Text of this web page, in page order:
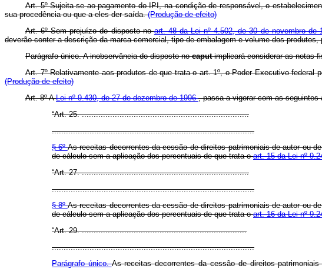
Art. 5º Sujeita-se ao pagamento do IPI, na condição de responsável, o
sua procedência ou que a eles der saída.(Produção de efeito)
Art. 6º Sem prejuízo do disposto noart. 48 da Lei nº 4.502, de 30 de novembro de
deverão conter a descrição da marca comercial, tipo de embalagem e volume dos
Parágrafo único. A inobservância do disposto nocaputimplicará considerar as notas
Art. 7º Relativamente aos produtos de que trata o art. 1º, o Poder Executivo
(Produção de efeito)
Art. 8º ALei nº 9.430, de 27 de dezembro de 1996, passa a vigorar com as seguintes
“Art. 25. .......................................................................
......................................................................................
§ 6ºAs receitas decorrentes da cessão de direitos patrimoniais de autor ou
de cálculo sem a aplicação dos percentuais de que trata oart. 15 da Lei nº
“Art. 27. .......................................................................
......................................................................................
§ 8ºAs receitas decorrentes da cessão de direitos patrimoniais de autor ou
de cálculo sem a aplicação dos percentuais de que trata oart. 16 da Lei nº
“Art. 29. ......................................................................
......................................................................................
Parágrafo único.As receitas decorrentes da cessão de direitos